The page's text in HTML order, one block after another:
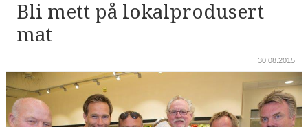
Bli mett på lokalprodusert
mat
30.08.2015